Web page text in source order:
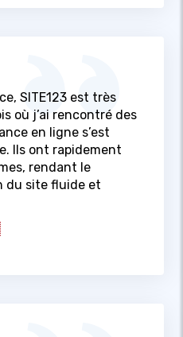
SITE123 est très
où j’ai rencontré des
en ligne s’est
Ils ont rapidement
rendant le
du site fluide et